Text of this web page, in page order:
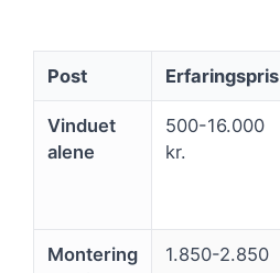
Post Erfaringspris
Vinduet
alene
500-16.000
kr.
Montering
1.850-2.850